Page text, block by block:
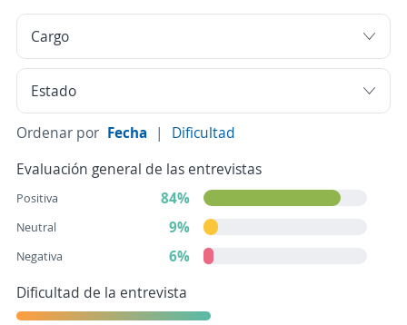
Ordenar por Fecha |
Dificultad
Evaluación general de las entrevistas
Positiva 84%
Neutral 9%
Negativa
6%
Dificultad de la entrevista